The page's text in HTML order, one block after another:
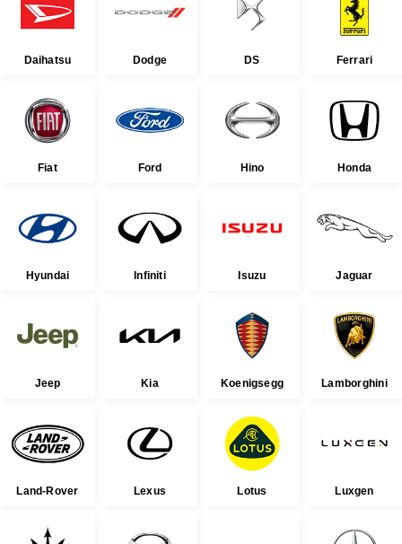
Daihatsu Dodge DS Ferrari
Fiat Ford Hino Honda
Hyundai Infiniti Isuzu Jaguar
Jeep Kia Koenigsegg Lamborghini
Land-Rover Lexus Lotus Luxgen